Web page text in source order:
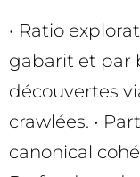
• Ratio
gabarit et par
découvertes
crawlées. •
canonical